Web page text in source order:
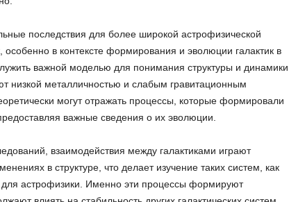
последствия для более широкой астрофизической
особенно в контексте формирования и эволюции галактик в
важной моделью для понимания структуры и динамики
низкой металличностью и слабым гравитационным
могут отражать процессы, которые формировали
важные сведения о их эволюции.
взаимодействия между галактиками играют
в структуре, что делает изучение таких систем, как
астрофизики. Именно эти процессы формируют